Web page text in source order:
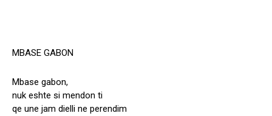
MBASE GABON
Mbase gabon,
nuk eshte si mendon ti
qe une jam dielli ne perendim